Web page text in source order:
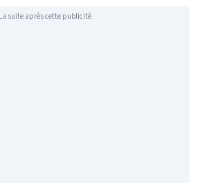
La suite après cette publicité